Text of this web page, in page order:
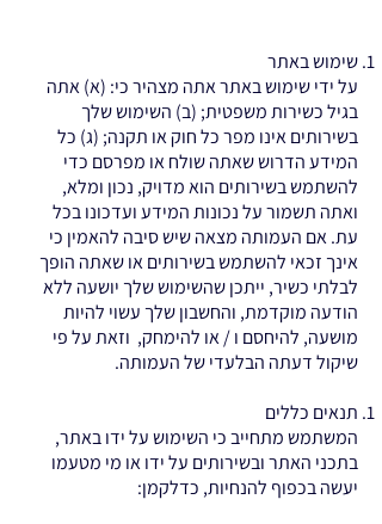
שימוש באתר
על ידי שימוש באתר אתה מצהיר כי: (א) אתה
בגיל כשירות משפטית; (ב) השימוש שלך
בשירותים אינו מפר כל חוק או תקנה; (ג) כל
המידע הדרוש שאתה שולח או מפרסם כדי
להשתמש בשירותים הוא מדויק, נכון ומלא,
ואתה תשמור על נכונות המידע ועדכונו בכל
עת. אם העמותה מצאה שיש סיבה להאמין כי
אינך זכאי להשתמש בשירותים או שאתה הופך
לבלתי כשיר, ייתכן שהשימוש שלך יושעה ללא
הודעה מוקדמת, והחשבון שלך עשוי להיות
מושעה, להיחסם ו / או להימחק, וזאת על פי
שיקול דעתה הבלעדי של העמותה.
תנאים כללים
המשתמש מתחייב כי השימוש על ידו באתר,
בתכני האתר ובשירותים על ידו או מי מטעמו
יעשה בכפוף להנחיות, כדלקמן: